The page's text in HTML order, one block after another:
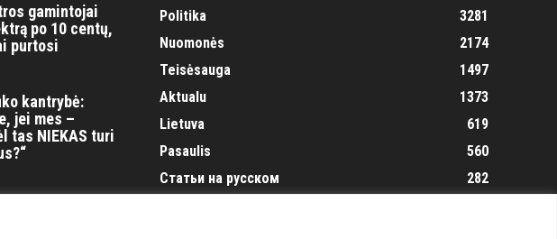
gamintojai
po 10 centų,
purtosi
kantrybė:
jei mes –
tas NIEKAS turi
Politika
3281
Nuomonės
2174
Teisėsauga
1497
Aktualu
1373
Lietuva
619
Pasaulis
560
Статьи на русском
282